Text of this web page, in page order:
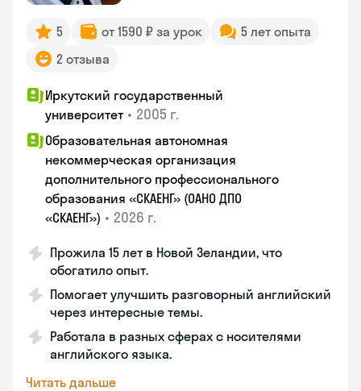
5 от 1590 ₽ за урок
5 лет опыта
2 отзыва
Иркутский государственный
университет • 2005 г.
Образовательная автономная
некоммерческая организация
дополнительного профессионального
образования «СКАЕНГ» (ОАНО ДПО
«СКАЕНГ») • 2026 г.
Прожила 15 лет в Новой Зеландии, что
обогатило опыт.
Помогает улучшить разговорный английский
через интересные темы.
Работала в разных сферах с носителями
английского языка.
Читать дальше